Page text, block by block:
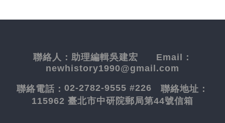
聯絡人： 助理編輯吳建宏 Email：
newhistory1990@gmail.com
聯絡電話： 02-2782-9555 #226 聯絡地址：
115962 臺北市中研院郵局第44號信箱